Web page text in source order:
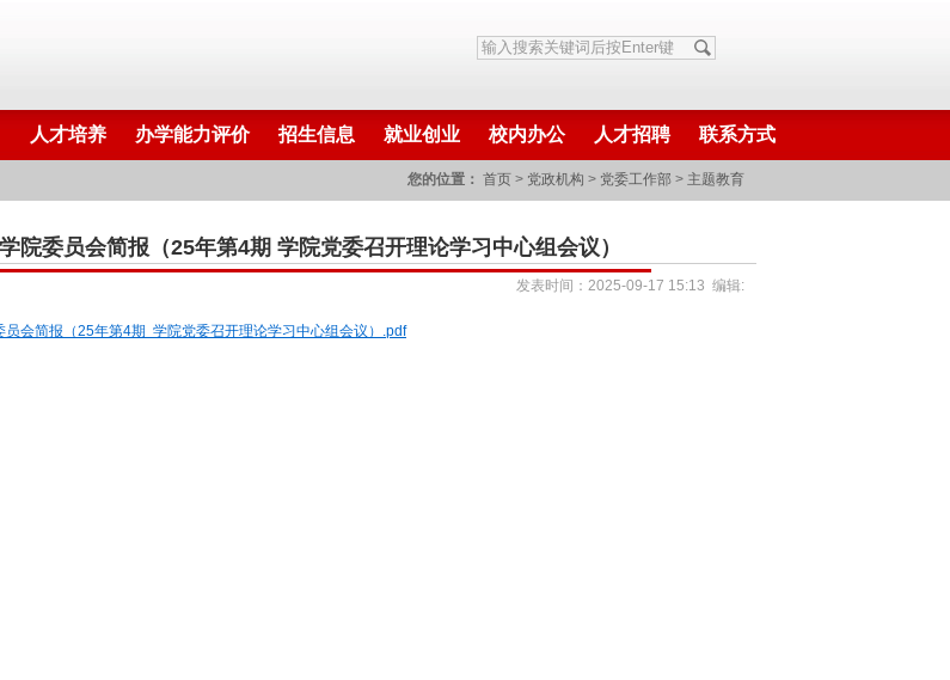
人才培养 办学能力评价 招生信息 就业创业 校内办公 人才招聘 联系方式
您的位置： 首页 > 党政机构 > 党委工作部 > 主题教育
院委员会简报（25年第4期 学院党委召开理论学习中心组会议）
发表时间：2025-09-17 15:13 编辑:
员会简报（25年第4期 学院党委召开理论学习中心组会议）.pdf